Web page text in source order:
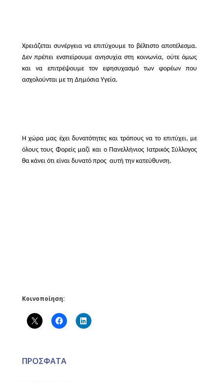
Χρειάζεται συνέργεια να επιτύχουμε το βέλτιστο αποτέλεσμα.
Δεν πρέπει ενσπείρουμε ανησυχία στη κοινωνία, ούτε όμως
και να επιτρέψουμε τον εφησυχασμό των φορέων που
ασχολούνται με τη Δημόσια Υγεία.
Η χώρα μας έχει δυνατότητες και τρόπους να το επιτύχει, με
όλους τους Φορείς μαζί και ο Πανελλήνιος Ιατρικός Σύλλογος
θα κάνει ότι είναι δυνατό προς αυτή την κατεύθυνση.
Κοινοποίηση:
ΠΡΟΣΦΑΤΑ